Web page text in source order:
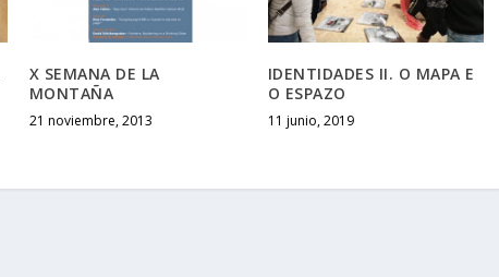
X SEMANA DE LA
MONTAÑA
21 noviembre, 2013
IDENTIDADES II. O MAPA E
O ESPAZO
11 junio, 2019